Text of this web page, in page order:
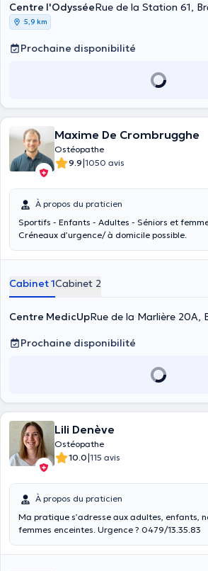
Centre l'OdysséeRue de la Station 61,
5,9 km
Prochaine disponibilité
Maxime De Crombrugghe
Ostéopathe
9.9|1050 avis
À propos du praticien
Sportifs - Enfants - Adultes - Séniors et
Créneaux d’urgence/ à domicile possible.
Cabinet 1Cabinet 2
Centre MedicUpRue de la Marlière 20A,
Prochaine disponibilité
Lili Denève
Ostéopathe
10.0|115 avis
À propos du praticien
Ma pratique s’adresse aux adultes, enfants,
femmes enceintes. Urgence ? 0479/13.35.83